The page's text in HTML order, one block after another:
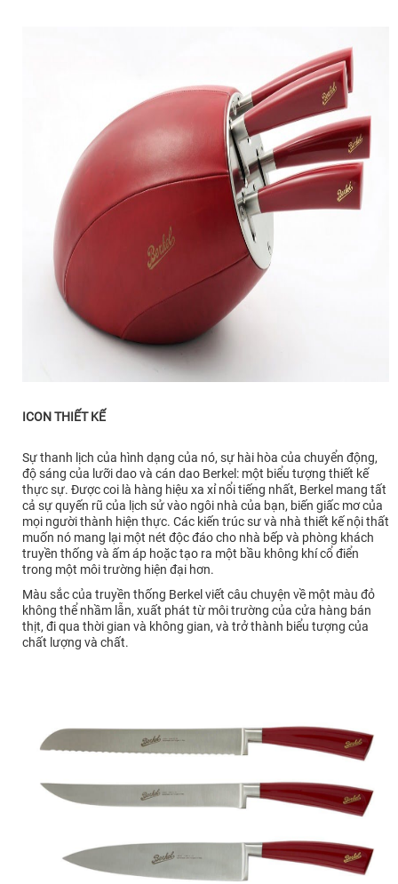
ICON THIẾT KẾ
Sự thanh lịch của hình dạng của nó, sự hài hòa của chuyển động,
độ sáng của lưỡi dao và cán dao Berkel: một biểu tượng thiết kế
thực sự. Được coi là hàng hiệu xa xỉ nổi tiếng nhất, Berkel mang tất
cả sự quyến rũ của lịch sử vào ngôi nhà của bạn, biến giấc mơ của
mọi người thành hiện thực. Các kiến ​​trúc sư và nhà thiết kế nội thất
muốn nó mang lại một nét độc đáo cho nhà bếp và phòng khách
truyền thống và ấm áp hoặc tạo ra một bầu không khí cổ điển
trong một môi trường hiện đại hơn.
Màu sắc của truyền thống Berkel viết câu chuyện về một màu đỏ
không thể nhầm lẫn, xuất phát từ môi trường của cửa hàng bán
thịt, đi qua thời gian và không gian, và trở thành biểu tượng của
chất lượng và chất.